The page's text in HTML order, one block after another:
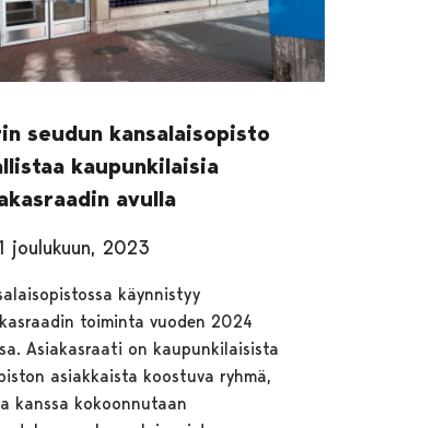
seudun kansalaisopisto
kaupunkilaisia
avulla
joulukuun, 2023
käynnistyy
toiminta vuoden 2024
Asiakasraati on kaupunkilaisista
asiakkaista koostuva ryhmä,
kanssa kokoonnutaan